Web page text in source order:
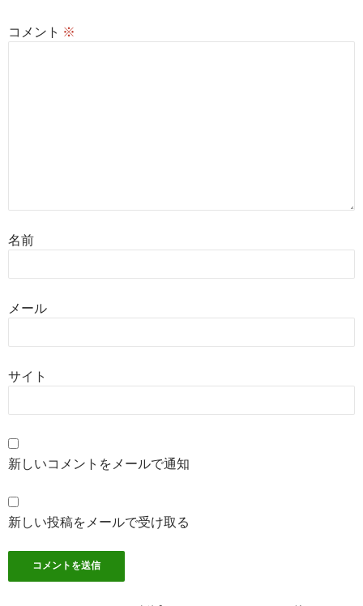
コメント ※
名前
メール
サイト
新しいコメントをメールで通知
新しい投稿をメールで受け取る